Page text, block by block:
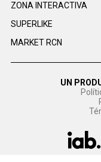
ZONA INTERACTIVA
SUPERLIKE
MARKET RCN
UN